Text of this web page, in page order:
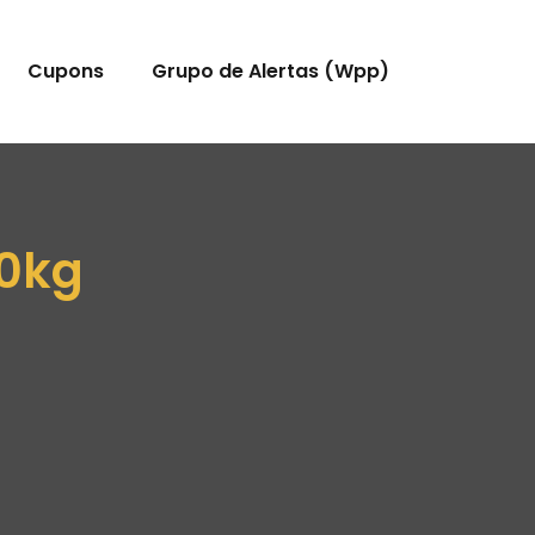
Cupons Grupo de Alertas (Wpp)